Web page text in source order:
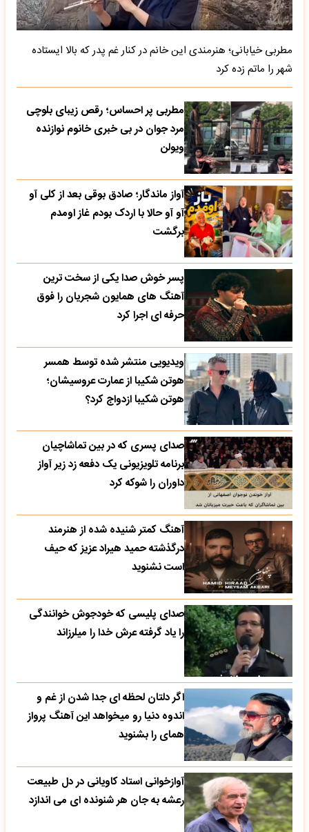
مطربی خیابانی؛ هنرمندی این خانم در کنار غم پدر که بالا ایستاده
شهر را ماتم زده کرد
مطربی پر احساس؛ رقص زیبای بلوچی
مرد جوان در بی خبری خانوم نوازنده
ویولن
آواز ماندگار؛ صادق بوقی بعد از کلی آو
آو آو حالا با اردک بودم غاز اومدم
برگشت
پسر خوش صدا یکی از سخت ترین
آهنگ های همایون شجریان را فوق
حرفه ای اجرا کرد
ویدیویی منتشر شده توسط همسر
هوتن شکیبا از عمارت عروسیشان؛
هوتن شکیبا ازدواج کرد؟
صدای پسری که در بین تماشاچیان
برنامه تلویزیونی یک دفعه زد زیر آواز
داوران را شوکه کرد
آهنگ کمتر شنیده شده از هنرمند
درگذشته حمید هیراد عزیز که حیف
است نشنوید
صدای پلیسی که خودجوش خوانندگی
را یاد گرفته عرش خدا را میلرزاند
اگر دلتان لحظه ای جدا شدن از غم و
اندوه دنیا رو میخواهد این آهنگ پرواز
همای را بشنوید
آوازخوانی استاد کاویانی در دل طبیعت
رعشه به جان هر شنونده ای می اندازد